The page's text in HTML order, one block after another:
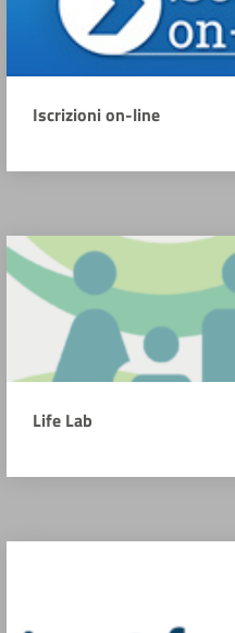
Iscrizioni on-line
Life Lab